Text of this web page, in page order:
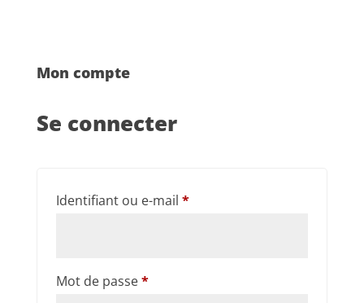
Mon compte
Se connecter
Identifiant ou e-mail *Obligatoire
Mot de passe*Obligatoire